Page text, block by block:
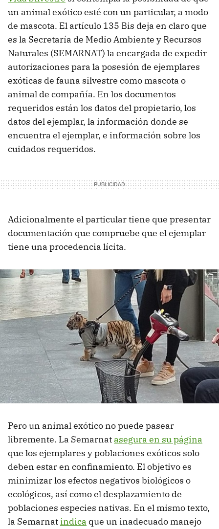
un animal exótico esté con un particular, a modo
de mascota. El artículo 135 Bis deja en claro que
es la Secretaría de Medio Ambiente y Recursos
Naturales (SEMARNAT) la encargada de expedir
autorizaciones para la posesión de ejemplares
exóticas de fauna silvestre como mascota o
animal de compañía. En los documentos
requeridos están los datos del propietario, los
datos del ejemplar, la información donde se
encuentra el ejemplar, e información sobre los
cuidados requeridos.
Adicionalmente el particular tiene que presentar
documentación que compruebe que el ejemplar
tiene una procedencia lícita.
Pero un animal exótico no puede pasear
libremente. La Semarnat asegura en su página
que los ejemplares y poblaciones exóticos solo
deben estar en confinamiento. El objetivo es
minimizar los efectos negativos biológicos o
ecológicos, así como el desplazamiento de
poblaciones especies nativas. En el mismo texto,
la Semarnatindica que un inadecuado manejo